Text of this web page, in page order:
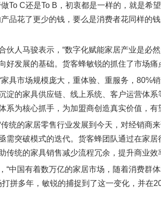
To C还是To B，初衷都是一样的，就是希
品花了更少的钱，要么是消费者花同样的
伙人马骏表示，“数字化赋能家居产业是必
好发展的基础。货客蜂敏锐的抓住了市场
具市场规模庞大，重体验、重服务，80%
淀的家具供应链、线上系统、客户运营体
系为核心抓手，为加盟商创造真实价值，有
统的家居零售行业发展到今天，对经销商
需突破模式的迭代。货客蜂团队通过在家
传统的家具销售减少流程冗余，提升商业
“中国有着数万亿的家居市场，随着消费群
拼多年，敏锐的捕捉到了这一变化，并在